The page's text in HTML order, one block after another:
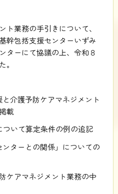
ト業務の手引きについて、
幹包括支援センターいずみ
ターにて協議の上、令和８
。
介護予防ケアマネジメント
載
いて算定条件の例の追記
ターとの関係」についての
ケアマネジメント業務の中